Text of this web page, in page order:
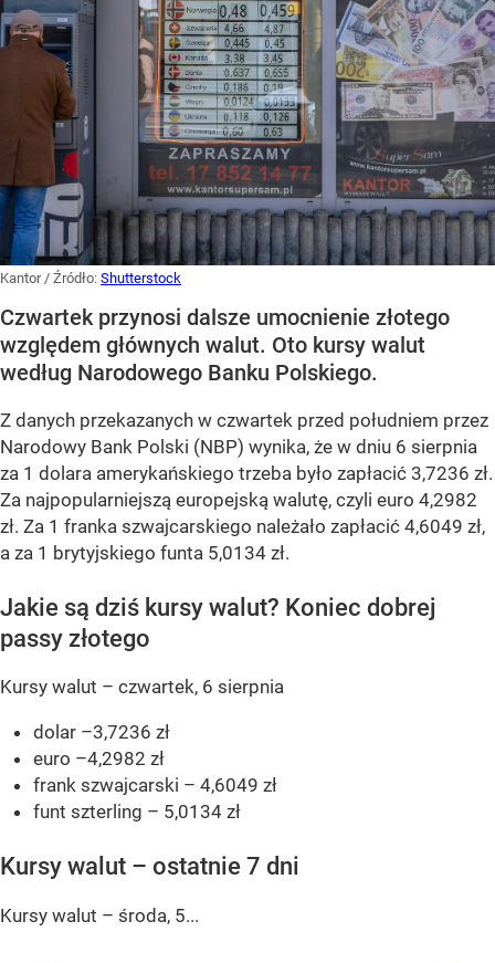
Kantor/ Źródło: Shutterstock
Czwartek przynosi dalsze umocnienie złotego
względem głównych walut. Oto kursy walut
według Narodowego Banku Polskiego.
Z danych przekazanych w czwartek przed południem przez
Narodowy Bank Polski (NBP) wynika, że w dniu 6 sierpnia
za 1 dolara amerykańskiego trzeba było zapłacić 3,7236 zł.
Za najpopularniejszą europejską walutę, czyli euro 4,2982
zł. Za 1 franka szwajcarskiego należało zapłacić 4,6049 zł,
a za 1 brytyjskiego funta 5,0134 zł.
Jakie są dziś kursy walut? Koniec dobrej
passy złotego
Kursy walut – czwartek, 6 sierpnia
dolar –3,7236 zł
euro –4,2982 zł
frank szwajcarski – 4,6049 zł
funt szterling – 5,0134 zł
Kursy walut – ostatnie 7 dni
Kursy walut – środa, 5...